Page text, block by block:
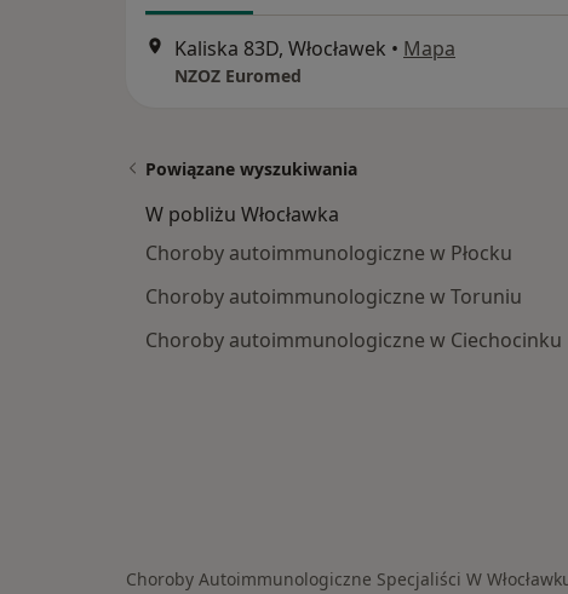
Kaliska 83D, Włocławek • Mapa
NZOZ Euromed
Powiązane wyszukiwania
W pobliżu Włocławka
Choroby autoimmunologiczne w Płocku
Choroby autoimmunologiczne w Toruniu
Choroby autoimmunologiczne w Ciechocinku
Choroby Autoimmunologiczne Specjaliści W